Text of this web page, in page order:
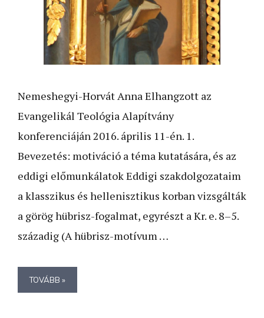
Nemeshegyi-Horvát Anna Elhangzott az
Evangelikál Teológia Alapítvány
konferenciáján 2016. április 11-én. 1.
Bevezetés: motiváció a téma kutatására, és az
eddigi előmunkálatok Eddigi szakdolgozataim
a klasszikus és hellenisztikus korban vizsgálták
a görög hübrisz-fogalmat, egyrészt a Kr. e. 8–5.
századig (A hübrisz-motívum …
TOVÁBB »